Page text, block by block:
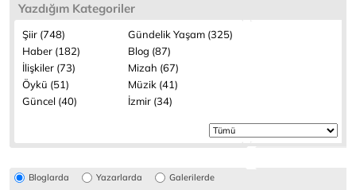
Yazdığım Kategoriler
Şiir (748)
Gündelik Yaşam (325)
Haber (182)
Blog (87)
İlişkiler (73)
Mizah (67)
Öykü (51)
Müzik (41)
Güncel (40)
İzmir (34)
Bloglarda Yazarlarda Galerilerde